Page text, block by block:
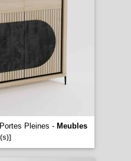
Pleines - Meubles